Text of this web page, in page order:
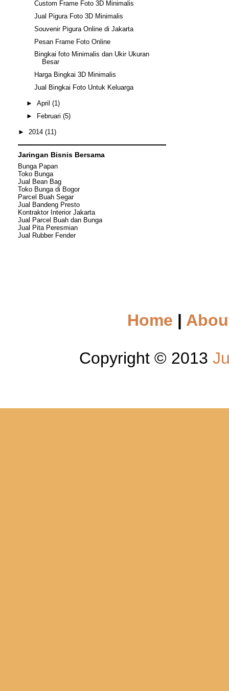
Custom Frame Foto 3D Minimalis
Jual Pigura Foto 3D Minimalis
Souvenir Pigura Online di Jakarta
Pesan Frame Foto Online
Bingkai foto Minimalis dan Ukir Ukuran
Besar
Harga Bingkai 3D Minimalis
Jual Bingkai Foto Untuk Keluarga
► April (1)
►
Februari (5)
► 2014 (11)
Jaringan Bisnis Bersama
Bunga Papan
Toko Bunga
Jual Bean Bag
Toko Bunga di Bogor
Parcel Buah Segar
Jual Bandeng Presto
Kontraktor Interior Jakarta
Jual Parcel Buah dan Bunga
Jual Pita Peresmian
Jual Rubber Fender
Home |
Copyright © 2013